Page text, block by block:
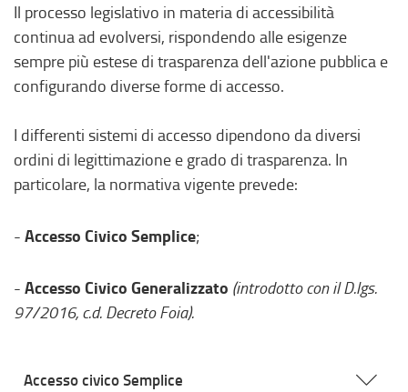
Il processo legislativo in materia di accessibilità
continua ad evolversi, rispondendo alle esigenze
sempre più estese di trasparenza dell'azione pubblica e
configurando diverse forme di accesso.
I differenti sistemi di accesso dipendono da diversi
ordini di legittimazione e grado di trasparenza. In
particolare, la normativa vigente prevede:
- Accesso Civico Semplice;
- Accesso Civico Generalizzato (introdotto con il D.lgs.
97/2016, c.d. Decreto Foia).
Accesso civico Semplice